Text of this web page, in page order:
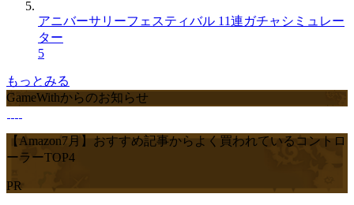
アニバーサリーフェスティバル 11連ガチャシミュレー
ター
5
もっとみる
GameWithからのお知らせ
【Amazon7月】おすすめ記事からよく買われているコントロ
ーラーTOP4
PR